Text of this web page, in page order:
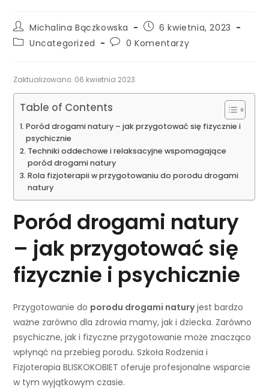
Michalina Bączkowska
6 kwietnia, 2023
Uncategorized
0 Komentarzy
Zaktualizowano: 06 kwietnia 2023
Table of Contents
Poród drogami natury – jak przygotować się fizycznie i
psychicznie
Techniki oddechowe i relaksacyjne wspomagające
poród drogami natury
Rola fizjoterapii w przygotowaniu do porodu drogami
natury
Poród drogami natury
– jak przygotować się
fizycznie i psychicznie
Przygotowanie do porodu drogami naturyjest bardzo
ważne zarówno dla zdrowia mamy, jak i dziecka. Zarówno
psychiczne, jak i fizyczne przygotowanie może znacząco
wpłynąć na przebieg porodu. Szkoła Rodzenia i
Fizjoterapia BLISKOKOBIET oferuje profesjonalne wsparcie
w tym wyjątkowym czasie.